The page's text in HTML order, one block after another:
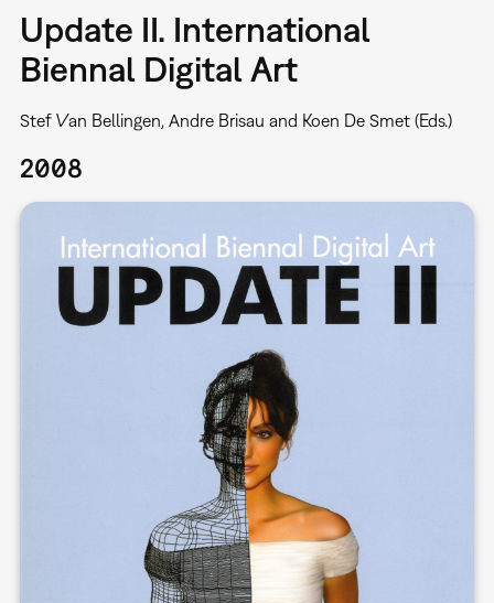
Update II. International
Biennal Digital Art
Stef Van Bellingen, Andre Brisau and Koen De Smet (Eds.)
2008